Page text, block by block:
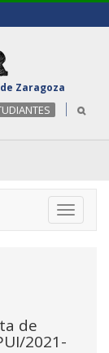
Zaragoza
Toggle
de
2021-